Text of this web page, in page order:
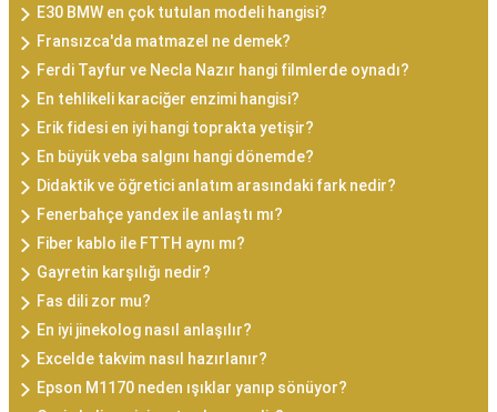
E30 BMW en çok tutulan modeli hangisi?
Fransızca'da matmazel ne demek?
Ferdi Tayfur ve Necla Nazır hangi filmlerde oynadı?
En tehlikeli karaciğer enzimi hangisi?
Erik fidesi en iyi hangi toprakta yetişir?
En büyük veba salgını hangi dönemde?
Didaktik ve öğretici anlatım arasındaki fark nedir?
Fenerbahçe yandex ile anlaştı mı?
Fiber kablo ile FTTH aynı mı?
Gayretin karşılığı nedir?
Fas dili zor mu?
En iyi jinekolog nasıl anlaşılır?
Excelde takvim nasıl hazırlanır?
Epson M1170 neden ışıklar yanıp sönüyor?